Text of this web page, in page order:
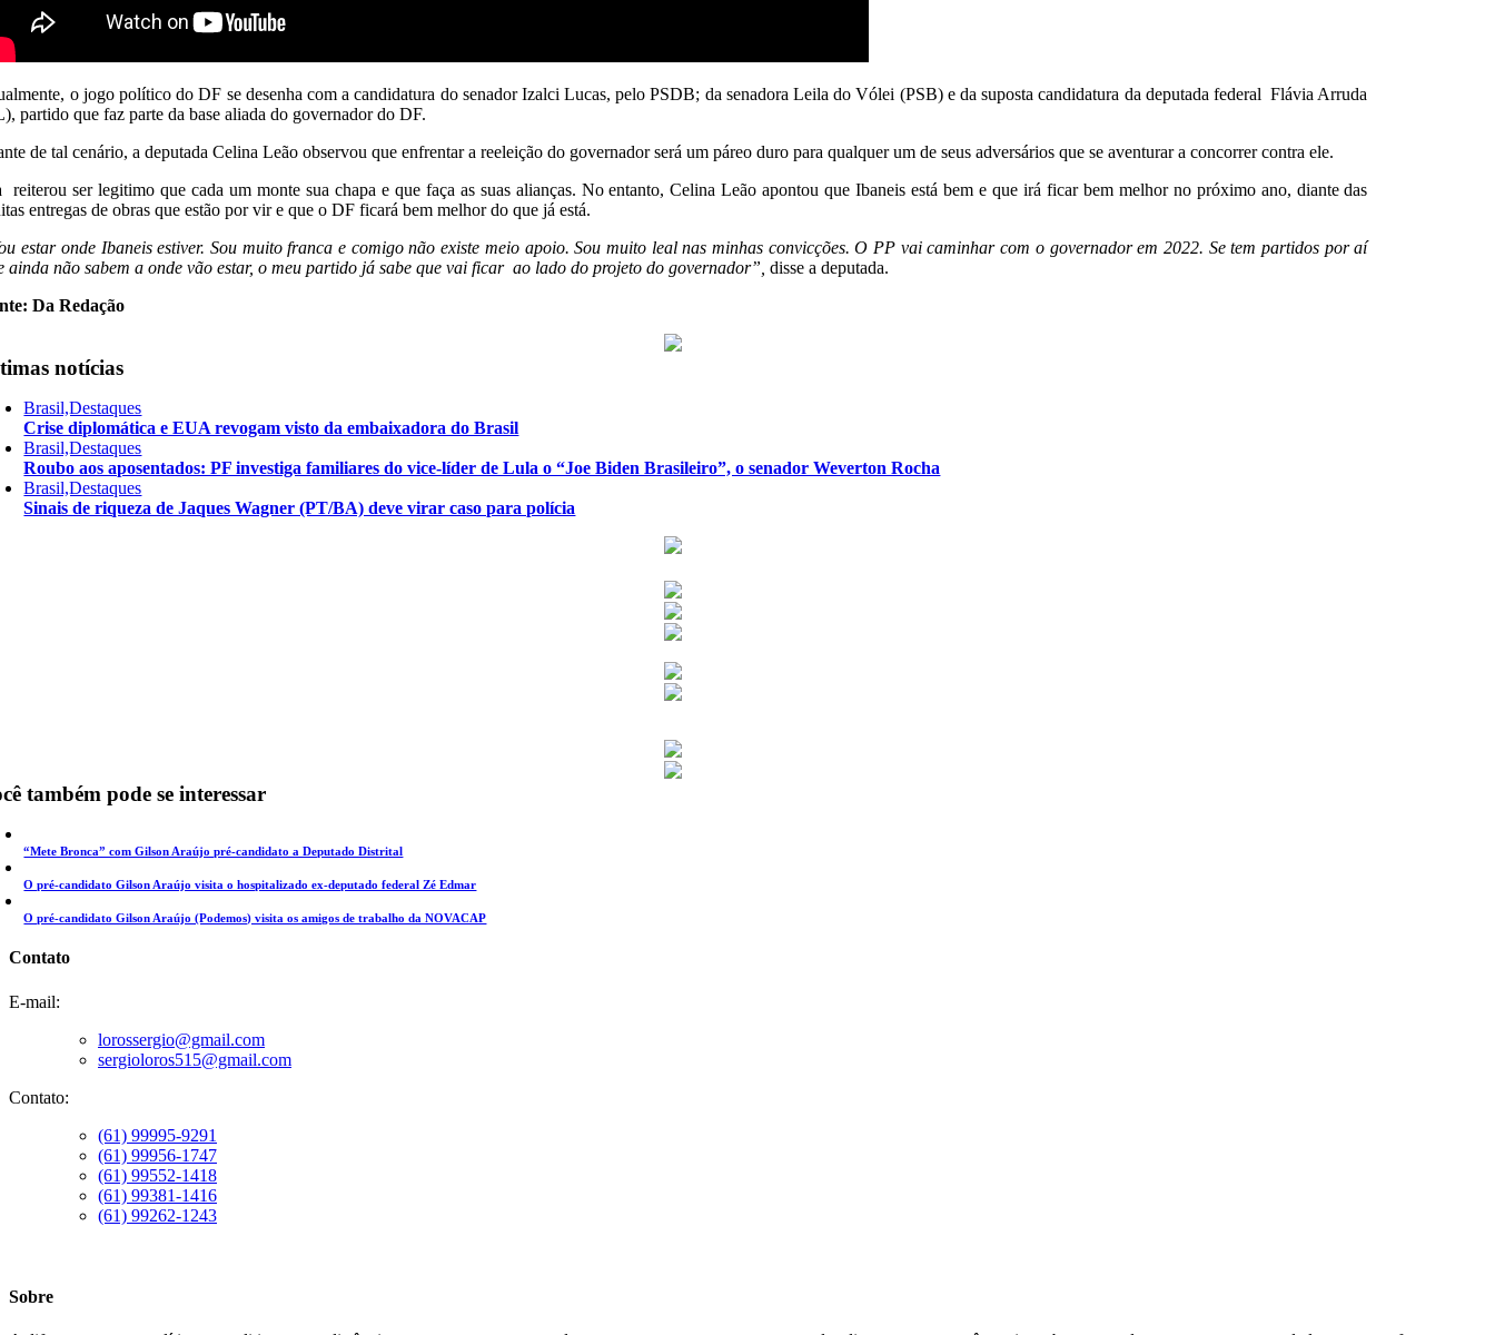
o jogo político do DF se desenha com a candidatura do senador Izalci Lucas, pelo PSDB; da senadora Leila do Vólei (PSB) e da suposta candidatura da deputada federal Flávia Arruda
partido que faz parte da base aliada do governador do DF.
de tal cenário, a deputada Celina Leão observou que enfrentar a reeleição do governador será um páreo duro para qualquer um de seus adversários que se aventurar a concorrer contra ele.
reiterou ser legitimo que cada um monte sua chapa e que faça as suas alianças. No entanto, Celina Leão apontou que Ibaneis está bem e que irá ficar bem melhor no próximo ano, diante das
entregas de obras que estão por vir e que o DF ficará bem melhor do que já está.
estar onde Ibaneis estiver. Sou muito franca e comigo não existe meio apoio. Sou muito leal nas minhas convicções. O PP vai caminhar com o governador em 2022. Se tem partidos por aí
ainda não sabem a onde vão estar, o meu partido já sabe que vai ficar ao lado do projeto do governador”, disse a deputada.
Da Redação
notícias
Brasil,Destaques
Crise diplomática e EUA revogam visto da embaixadora do Brasil
Brasil,Destaques
Roubo aos aposentados: PF investiga familiares do vice-líder de Lula o “Joe Biden Brasileiro”, o senador Weverton Rocha
Brasil,Destaques
Sinais de riqueza de Jaques Wagner (PT/BA) deve virar caso para polícia
também pode se interessar
“Mete Bronca” com Gilson Araújo pré-candidato a Deputado Distrital
O pré-candidato Gilson Araújo visita o hospitalizado ex-deputado federal Zé Edmar
O pré-candidato Gilson Araújo (Podemos) visita os amigos de trabalho da NOVACAP
Contato
E-mail:
lorossergio@gmail.com
sergioloros515@gmail.com
Contato:
(61) 99995-9291
(61) 99956-1747
(61) 99552-1418
(61) 99381-1416
(61) 99262-1243
Sobre